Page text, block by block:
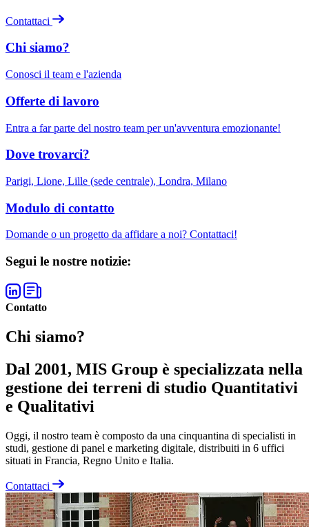
Contattaci
Chi siamo?
Conosci il team e l'azienda
Offerte di lavoro
Entra a far parte del nostro team per un'avventura emozionante!
Dove trovarci?
Parigi, Lione, Lille (sede centrale), Londra, Milano
Modulo di contatto
Domande o un progetto da affidare a noi? Contattaci!
Segui le nostre notizie:
Contatto
Chi siamo?
Dal 2001, MIS Group è specializzata nella
gestione dei terreni di studio Quantitativi
e Qualitativi
Oggi, il nostro team è composto da una cinquantina di specialisti in
studi, gestione di panel e marketing digitale, distribuiti in 6 uffici
situati in Francia, Regno Unito e Italia.
Contattaci